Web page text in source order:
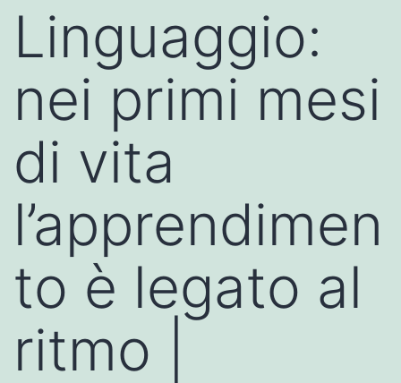
Linguaggio:
nei primi mesi
di vita
l’apprendimen
to è legato al
ritmo |